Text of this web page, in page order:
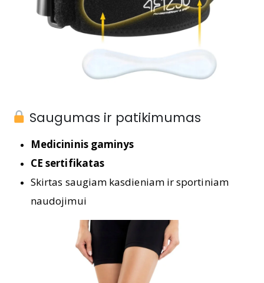
Saugumas ir patikimumas
Medicininis gaminys
CE sertifikatas
Skirtas saugiam kasdieniam ir sportiniam
naudojimui